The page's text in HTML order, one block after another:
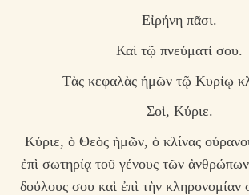
Εἰρήνη πᾶσι.
Καὶ τῷ πνεύματί σου.
Τὰς κεφαλὰς ἡμῶν τῷ Κυρίῳ
Σοὶ, Κύριε.
Κύριε, ὁ Θεὸς ἡμῶν, ὁ κλίνας
ἐπὶ σωτηρίᾳ τοῦ γένους τῶν
δούλους σου καὶ ἐπὶ τὴν